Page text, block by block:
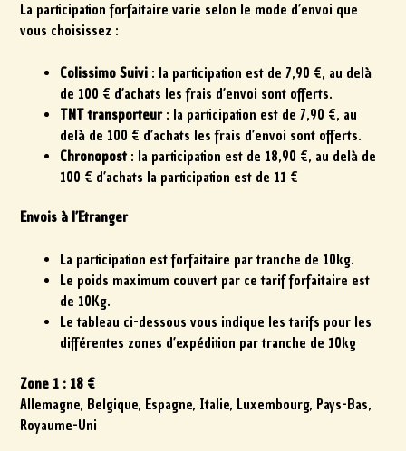
La participation forfaitaire varie selon le mode d’envoi que
vous choisissez :
Colissimo Suivi : la participation est de 7,90 €, au delà
de 100 € d’achats les frais d’envoi sont offerts.
TNT transporteur: la participation est de 7,90 €, au
delà de 100 € d’achats les frais d’envoi sont offerts.
Chronopost : la participation est de 18,90 €, au delà de
100 € d’achats la participation est de 11 €
Envois à l’Etranger
La participation est forfaitaire par tranche de 10kg.
Le poids maximum couvert par ce tarif forfaitaire est
de 10Kg.
Le tableau ci-dessous vous indique les tarifs pour les
différentes zones d’expédition par tranche de 10kg
Zone 1 : 18 €
Allemagne, Belgique, Espagne, Italie, Luxembourg, Pays-Bas,
Royaume-Uni